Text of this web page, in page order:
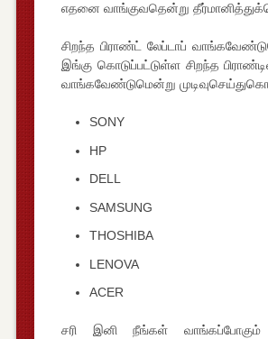
எதனை வாங்குவதென்று
சிறந்த பிராண்ட் லேப்டாப்
இங்கு கொடுப்பட்டுள்ள சிறந்த
வாங்கவேண்டுமென்று
SONY
HP
DELL
SAMSUNG
THOSHIBA
LENOVA
ACER
சரி இனி நீங்கள் வாங்கப்போகும்